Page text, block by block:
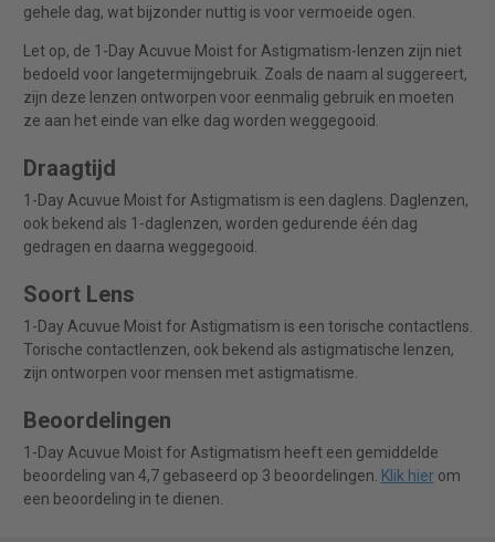
gehele dag, wat bijzonder nuttig is voor vermoeide ogen.
Let op, de 1-Day Acuvue Moist for Astigmatism-lenzen zijn niet
bedoeld voor langetermijngebruik. Zoals de naam al suggereert,
zijn deze lenzen ontworpen voor eenmalig gebruik en moeten
ze aan het einde van elke dag worden weggegooid.
Draagtijd
1-Day Acuvue Moist for Astigmatism is een daglens. Daglenzen,
ook bekend als 1-daglenzen, worden gedurende één dag
gedragen en daarna weggegooid.
Soort Lens
1-Day Acuvue Moist for Astigmatism is een torische contactlens.
Torische contactlenzen, ook bekend als astigmatische lenzen,
zijn ontworpen voor mensen met astigmatisme.
Beoordelingen
1-Day Acuvue Moist for Astigmatism heeft een gemiddelde
beoordeling van 4,7 gebaseerd op 3 beoordelingen. Klik hierom
een beoordeling in te dienen.